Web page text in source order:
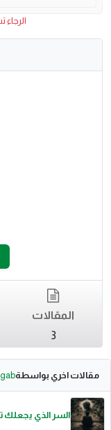
المقالات
3
مقالات اخري بواسطة
السر الذي يجعلك